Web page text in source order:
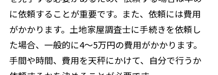
に依頼することが重要です。また、依頼には費用
がかかります。土地家屋調査士に手続きを依頼し
た場合、一般的に4～5万円の費用がかかります。
手間や時間、費用を天秤にかけて、自分で行うか